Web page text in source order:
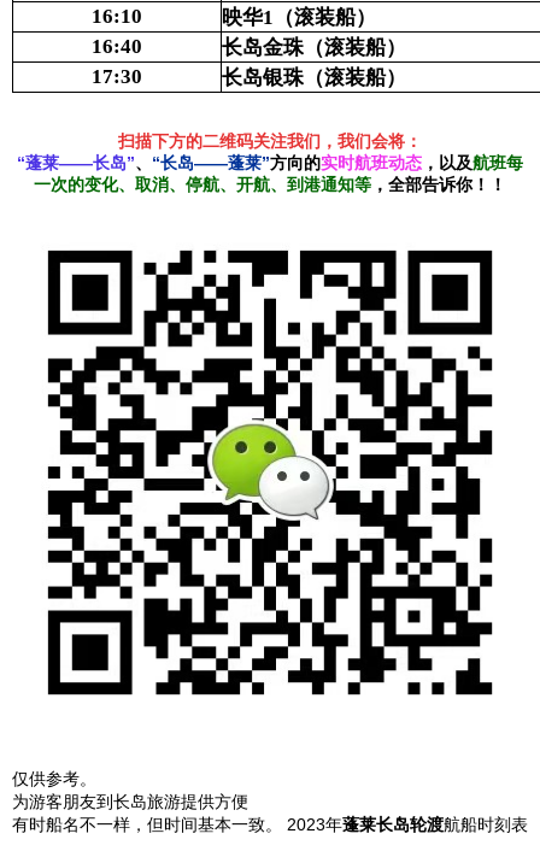
16:10
映华1
（滚装船）
16:40
长岛金珠 （滚装船）
17:30
长岛银珠 （滚装船）
扫描下方的二维码关注我们，我们会将：
“蓬莱——长岛”、 “长岛——蓬莱”方向的实时航班动态 ，以及航班每
一次的变化、取消、停航、开航、到港通知等 ，全部告诉你！！
仅供参考。
为游客朋友到长岛旅游提供方便
有时船名不一样，但时间基本一致。 2023年蓬莱长岛轮渡航船时刻表